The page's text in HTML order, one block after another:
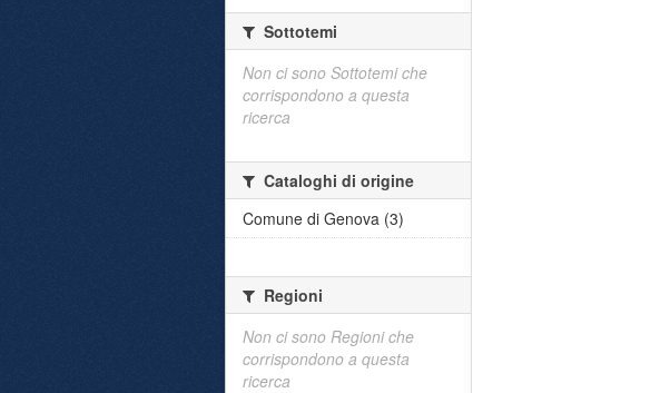
Sottotemi
Non ci sono Sottotemi che
corrispondono a questa
ricerca
Cataloghi di origine
Comune di Genova (3)
Regioni
Non ci sono Regioni che
corrispondono a questa
ricerca